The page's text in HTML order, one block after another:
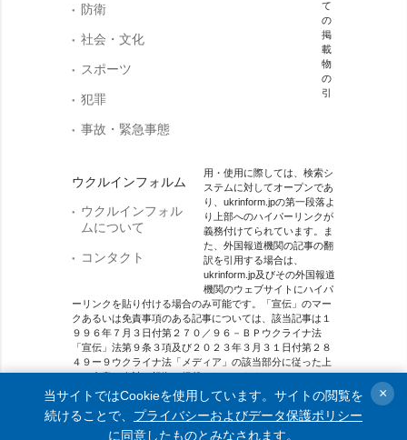
防衛
社会・文化
スポーツ
犯罪
事故・緊急事態
ウクルインフォルム
ウクルインフォル
ムについて
コンタクト
て
の
掲
載
物
の
引
用・使用に際しては、検索シ
ステムに対してオープンであ
り、ukrinform.jpの第一段落よ
り上部へのハイパーリンクが
義務付けてられています。ま
た、外国報道機関の記事の翻
訳を引用する場合は、
ukrinform.jp及びその外国報道
機関のウェブサイトにハイパ
ーリンクを貼り付ける場合のみ可能です。「宣伝」のマー
クあるいは免責事項のある記事については、該当記事は１
９９６年７月３日付第２７０／９６－ＢＰウクライナ法
「宣伝」法第９条３項及び２０２３年３月３１日付第２８
４９ー９ウクライナ法「メディア」の該当部分に従った上
で、合意／会計を根拠に掲載されています。
オンラインメディア主体 メディア識別番号：R40-01421.
© 2015-2026 Ukrinform. All rights reserved.
当サイトではCookieを使用しています。サイトの閲覧を
続けることで、 プライバシーおよびデータ保護ポリシー
に同意したものとみなされます。
×